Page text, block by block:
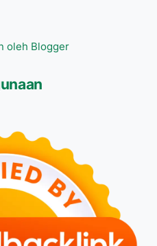
oleh Blogger